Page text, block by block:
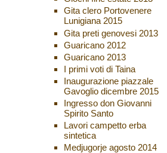
Gita clero Portovenere
Lunigiana 2015
Gita preti genovesi 2013
Guaricano 2012
Guaricano 2013
I primi voti di Taina
Inaugurazione piazzale
Gavoglio dicembre 2015
Ingresso don Giovanni
Spirito Santo
Lavori campetto erba
sintetica
Medjugorje agosto 2014